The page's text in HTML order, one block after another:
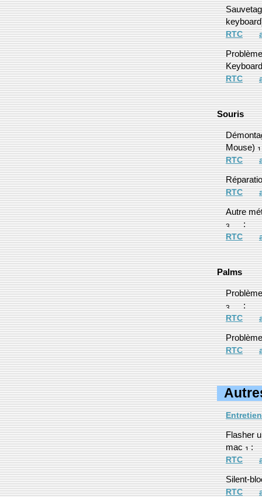
RTC
RTC
Souris
Mouse)
RTC
RTC
Autre
:
RTC
Palms
:
RTC
RTC
Flasher
mac :
RTC
Silent-
RTC